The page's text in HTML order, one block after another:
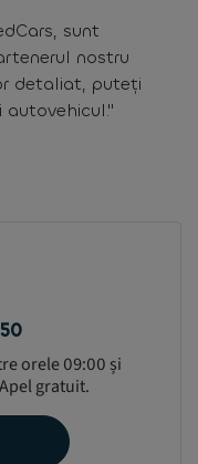
sunt
nostru
detaliat, puteți
orele 09:00 și
gratuit.